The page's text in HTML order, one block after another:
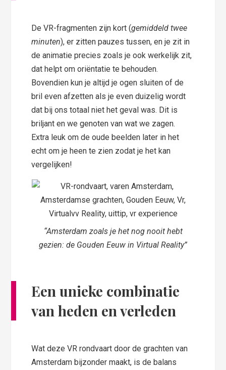
De VR-fragmenten zijn kort (gemiddeld twee
minuten), er zitten pauzes tussen, en je zit in
de animatie precies zoals je ook werkelijk zit,
dat helpt om oriëntatie te behouden.
Bovendien kun je altijd je ogen sluiten of de
bril even afzetten als je even duizelig wordt
dat bij ons totaal niet het geval was. Dit is
briljant en we genoten van wat we zagen.
Extra leuk om de oude beelden later in het
echt om je heen te zien zodat je het kan
vergelijken!
“Amsterdam zoals je het nog nooit hebt
gezien: de Gouden Eeuw in Virtual Reality”
Een unieke combinatie
van heden en verleden
Wat deze VR rondvaart door de grachten van
Amsterdam bijzonder maakt, is de balans